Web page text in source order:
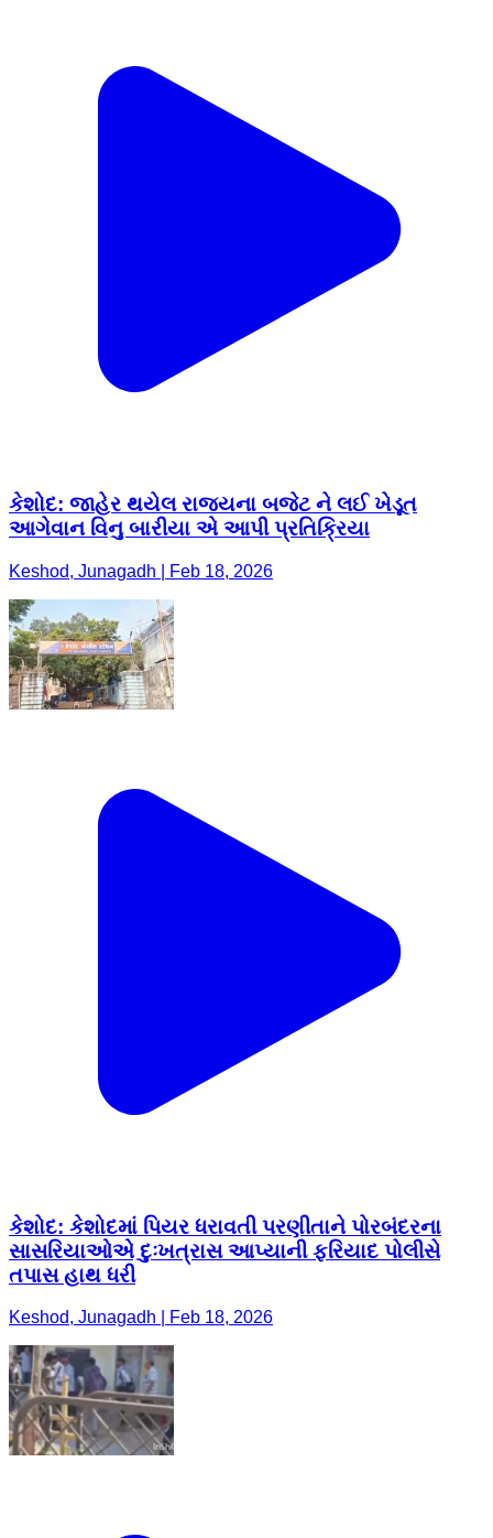
કેશોદ: જાહેર થયેલ રાજ્યના બજેટ ને લઈ ખેડૂત
આગેવાન વિનુ બારીયા એ આપી પ્રતિક્રિયા
Keshod, Junagadh | Feb 18, 2026
કેશોદ: કેશોદમાં પિયર ધરાવતી પરણીતાને પોરબંદરના
સાસરિયાઓએ દુઃખત્રાસ આપ્યાની ફરિયાદ પોલીસે
તપાસ હાથ ધરી
Keshod, Junagadh | Feb 18, 2026